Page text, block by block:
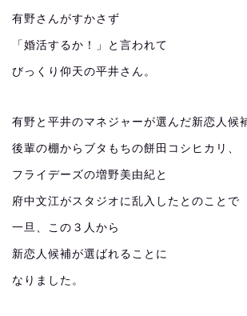
有野さんがすかさず
「婚活するか！」と言われて
びっくり仰天の平井さん。
有野と平井のマネジャーが選んだ新恋人候
後輩の棚からブタもちの餅田コシヒカリ、
フライデーズの増野美由紀と
府中文江がスタジオに乱入したとのことで
一旦、この３人から
新恋人候補が選ばれることに
なりました。